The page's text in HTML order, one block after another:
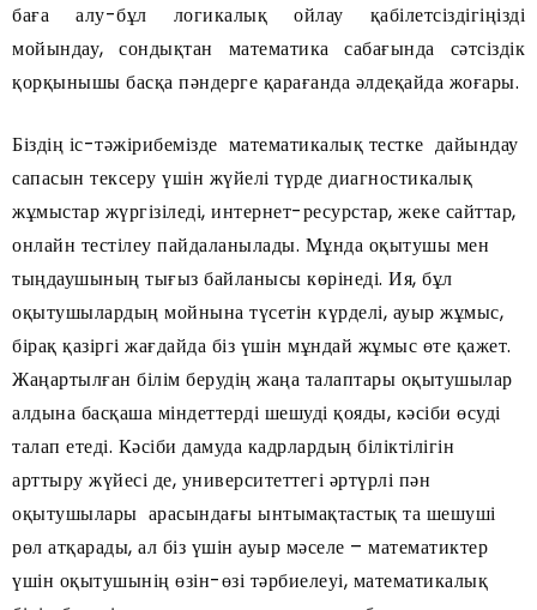
баға алу-бұл логикалық ойлау қабілетсіздігіңізді
мойындау, сондықтан математика сабағында сәтсіздік
қорқынышы басқа пәндерге қарағанда әлдеқайда жоғары.
Біздің іс-тәжірибемізде математикалық тестке дайындау
сапасын тексеру үшін жүйелі түрде диагностикалық
жұмыстар жүргізіледі, интернет-ресурстар, жеке сайттар,
онлайн тестілеу пайдаланылады. Мұнда оқытушы мен
тыңдаушының тығыз байланысы көрінеді. Ия, бұл
оқытушылардың мойнына түсетін күрделі, ауыр жұмыс,
бірақ қазіргі жағдайда біз үшін мұндай жұмыс өте қажет.
Жаңартылған білім берудің жаңа талаптары оқытушылар
алдына басқаша міндеттерді шешуді қояды, кәсіби өсуді
талап етеді. Кәсіби дамуда кадрлардың біліктілігін
арттыру жүйесі де, университеттегі әртүрлі пән
оқытушылары арасындағы ынтымақтастық та шешуші
рөл атқарады, ал біз үшін ауыр мәселе – математиктер
үшін оқытушынің өзін-өзі тәрбиелеуі, математикалық